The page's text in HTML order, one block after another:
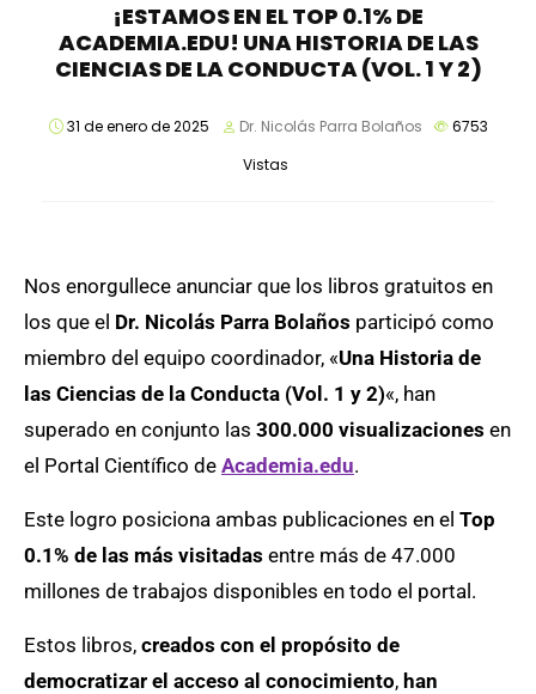
¡ESTAMOS EN EL TOP 0.1% DE
ACADEMIA.EDU! UNA HISTORIA DE LAS
CIENCIAS DE LA CONDUCTA (VOL. 1 Y 2)
31 de enero de 2025 Dr. Nicolás Parra Bolaños
6753
Vistas
Nos enorgullece anunciar que los libros gratuitos en
los que el Dr. Nicolás Parra Bolaños participó como
miembro del equipo coordinador, «Una Historia de
las Ciencias de la Conducta (Vol. 1 y 2)«, han
superado en conjunto las 300.000 visualizaciones en
el Portal Científico de Academia.edu.
Este logro posiciona ambas publicaciones en el Top
0.1% de las más visitadas entre más de 47.000
millones de trabajos disponibles en todo el portal.
Estos libros, creados con el propósito de
democratizar el acceso al conocimiento, han